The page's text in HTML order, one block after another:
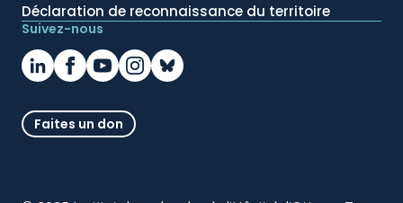
Déclaration de reconnaissance du territoire
Suivez-nous
Faites un don